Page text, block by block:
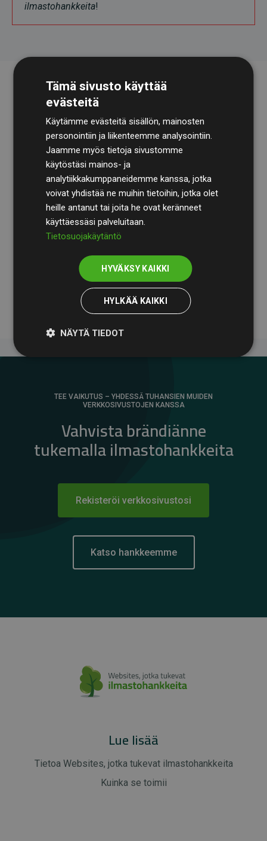
ilmastohankkeita!
TilintarkastusyhtiöBDOkäy säännöllisesti läpi
laskelmamme ja menetelmämme varmistaakseen
läpinäkyvyyden ja luotettavuuden.
Heidän tarkastuksensa osoittavat, että investoinnit
ilmastohankkeisiin kompensoivat keskimäärin
arvioiduista CO₂-päästöistä
jäsenverkkosivustoilla –
selkeä todiste toimintatapamme todellisesta
TEE VAIKUTUS – YHDESSÄ TUHANSIEN MUIDEN
VERKKOSIVUSTOJEN KANSSA
Vahvista brändiänne
tukemalla ilmastohankkeita
Rekisteröi verkkosivustosi
Katso hankkeemme
Lue lisää
Tietoa Websites, jotka tukevat ilmastohankkeita
Kuinka se toimii
Tämä sivusto käyttää
evästeitä
Käytämme evästeitä sisällön, mainosten
personointiin ja liikenteemme analysointiin.
Jaamme myös tietoja sivustomme
käytöstäsi mainos- ja
analytiikkakumppaneidemme kanssa, jotka
voivat yhdistää ne muihin tietoihin, jotka olet
heille antanut tai joita he ovat keränneet
käyttäessäsi palveluitaan.
Tietosuojakäytäntö
HYVÄKSY KAIKKI
HYLKÄÄ KAIKKI
NÄYTÄ TIEDOT